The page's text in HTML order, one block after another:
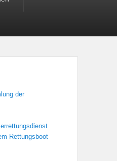
der
Rettungsboot